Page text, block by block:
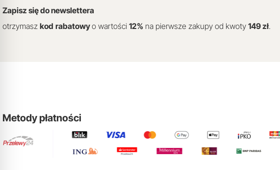
Zapisz się do newslettera
otrzymasz kod rabatowyo wartości 12% na pierwsze zakupy od kwoty 149 zł.
Metody płatności